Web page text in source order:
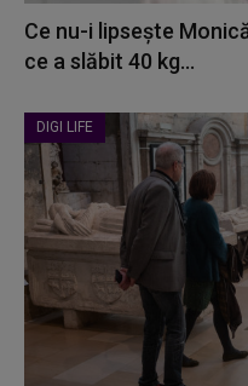
Ce nu-i lipsește
ce a slăbit 40 kg...
DIGI LIFE